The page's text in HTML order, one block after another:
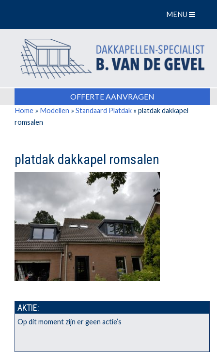
MENU
OFFERTE AANVRAGEN
Home » Modellen » Standaard Platdak » platdak dakkapel
romsalen
platdak dakkapel romsalen
AKTIE:
Op dit moment zijn er geen actie’s